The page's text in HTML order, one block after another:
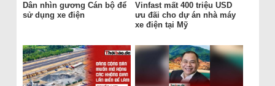
Dân nhìn gương Cán bộ để
sử dụng xe điện
Vinfast mất 400 triệu USD
ưu đãi cho dự án nhà máy
xe điện tại Mỹ